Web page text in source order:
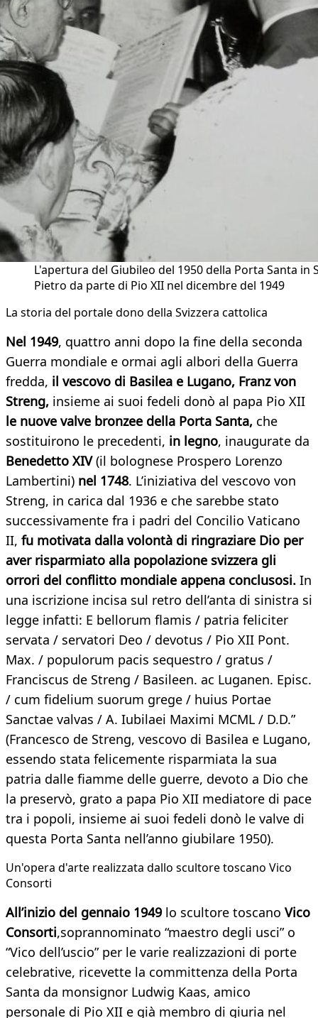
L'apertura del Giubileo del 1950 della Porta Santa in
Pietro da parte di Pio XII nel dicembre del 1949
La storia del portale dono della Svizzera cattolica
Nel 1949, quattro anni dopo la fine della seconda
Guerra mondiale e ormai agli albori della Guerra
fredda, il vescovo di Basilea e Lugano, Franz von
Streng, insieme ai suoi fedeli donò al papa Pio XII
le nuove valve bronzee della Porta Santa, che
sostituirono le precedenti, in legno, inaugurate da
Benedetto XIV(il bolognese Prospero Lorenzo
Lambertini) nel 1748. L’iniziativa del vescovo von
Streng, in carica dal 1936 e che sarebbe stato
successivamente fra i padri del Concilio Vaticano
II, fu motivata dalla volontà di ringraziare Dio per
aver risparmiato alla popolazione svizzera gli
orrori del conflitto mondiale appena conclusosi. In
una iscrizione incisa sul retro dell’anta di sinistra si
legge infatti: E bellorum flamis / patria feliciter
servata / servatori Deo / devotus / Pio XII Pont.
Max. / populorum pacis sequestro / gratus /
Franciscus de Streng / Basileen. ac Luganen. Episc.
/ cum fidelium suorum grege / huius Portae
Sanctae valvas / A. Iubilaei Maximi MCML / D.D.”
(Francesco de Streng, vescovo di Basilea e Lugano,
essendo stata felicemente risparmiata la sua
patria dalle fiamme delle guerre, devoto a Dio che
la preservò, grato a papa Pio XII mediatore di pace
tra i popoli, insieme ai suoi fedeli donò le valve di
questa Porta Santa nell’anno giubilare 1950).
Un'opera d'arte realizzata dallo scultore toscano Vico
Consorti
All’inizio del gennaio 1949 lo scultore toscano Vico
Consorti,soprannominato “maestro degli usci” o
“Vico dell’uscio” per le varie realizzazioni di porte
celebrative, ricevette la committenza della Porta
Santa da monsignor Ludwig Kaas, amico
personale di Pio XII e già membro di giuria nel